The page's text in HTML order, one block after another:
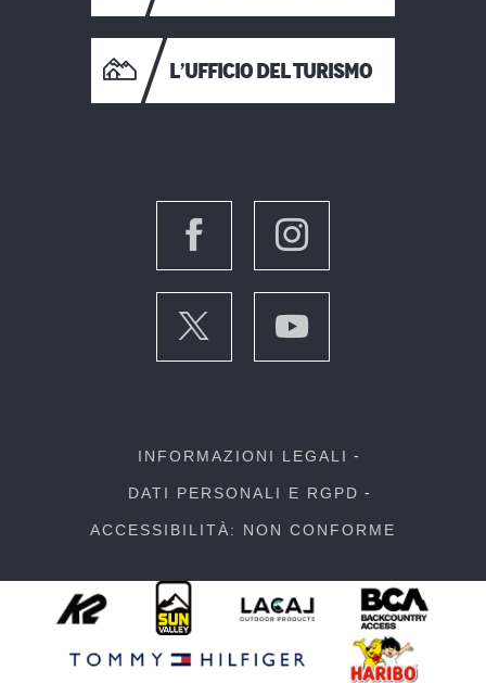
L’UFFICIO DEL TURISMO
INFORMAZIONI LEGALI
DATI PERSONALI E RGPD
ACCESSIBILITÀ: NON CONFORME